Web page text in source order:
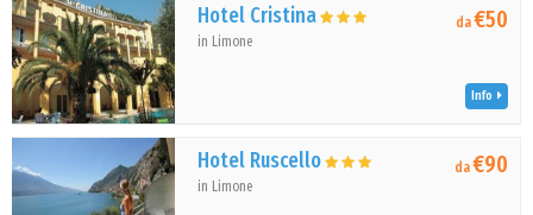
Hotel Cristina
in Limone
da€50
Info
Hotel Ruscello
in Limone
da€90